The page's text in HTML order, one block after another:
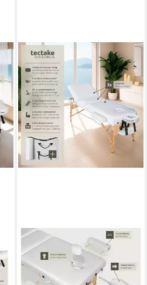
TECTAKE
Massageliege 3-Zonen-
Massagetisch-Set, 218 x 102
x 90 cm, Polsterung 7,5 cm